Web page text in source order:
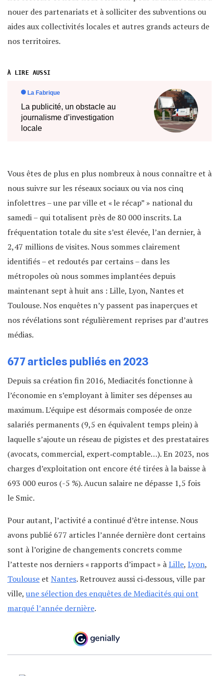
nouer des partenariats et à solliciter des subventions ou
aides aux collectivités locales et autres grands acteurs de
nos territoires.
Vous êtes de plus en plus nombreux à nous connaître et à
nous suivre sur les réseaux sociaux ou via nos cinq
infolettres – une par ville et « le récap” » national du
samedi – qui totalisent près de 80 000 inscrits. La
fréquentation totale du site s’est élevée, l’an dernier, à
2,47 millions de visites. Nous sommes clairement
identifiés – et redoutés par certains – dans les
métropoles où nous sommes implantées depuis
maintenant sept à huit ans : Lille, Lyon, Nantes et
Toulouse. Nos enquêtes n’y passent pas inaperçues et
nos révélations sont régulièrement reprises par d’autres
médias.
677 articles publiés en 2023
Depuis sa création fin 2016, Mediacités fonctionne à
l’économie en s’employant à limiter ses dépenses au
maximum. L’équipe est désormais composée de onze
salariés permanents (9,5 en équivalent temps plein) à
laquelle s’ajoute un réseau de pigistes et des prestataires
(avocats, commercial, expert‐comptable…). En 2023, nos
charges d’exploitation ont encore été tirées à la baisse à
693 000 euros (-5 %). Aucun salaire ne dépasse 1,5 fois
le Smic.
Pour autant, l’activité a continué d’être intense. Nous
avons publié 677 articles l’année dernière dont certains
sont à l’origine de changements concrets comme
l’atteste nos derniers « rapports d’impact » àLille, Lyon,
Toulouse et Nantes. Retrouvez aussi ci‐dessous, ville par
ville, une sélection des enquêtes de Mediacités qui ont
marqué l’année dernière.